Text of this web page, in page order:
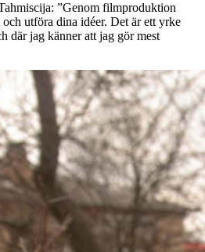
”Genom filmproduktion
utföra dina idéer. Det är ett yrke
där jag känner att jag gör mest